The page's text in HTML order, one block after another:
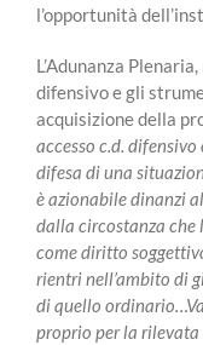
l’opportunità
L’Adunanza
difensivo e gli
acquisizione della
accesso c.d.
difesa di una
è azionabile dinanzi
dalla circostanza
come diritto
rientri nell’ambito di
di quello
proprio per la